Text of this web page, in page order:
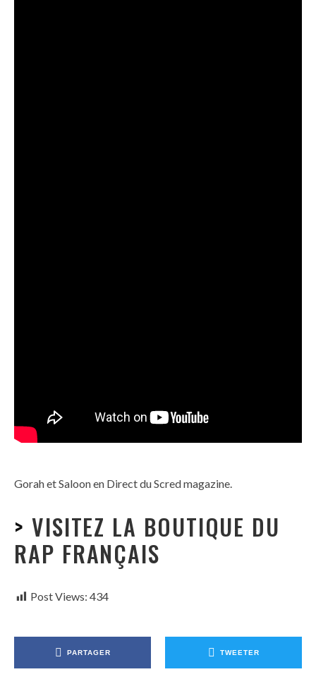
Gorah et Saloon en Direct du Scred magazine.
> VISITEZ LA BOUTIQUE DU
RAP FRANÇAIS
Post Views: 434
PARTAGER TWEETER